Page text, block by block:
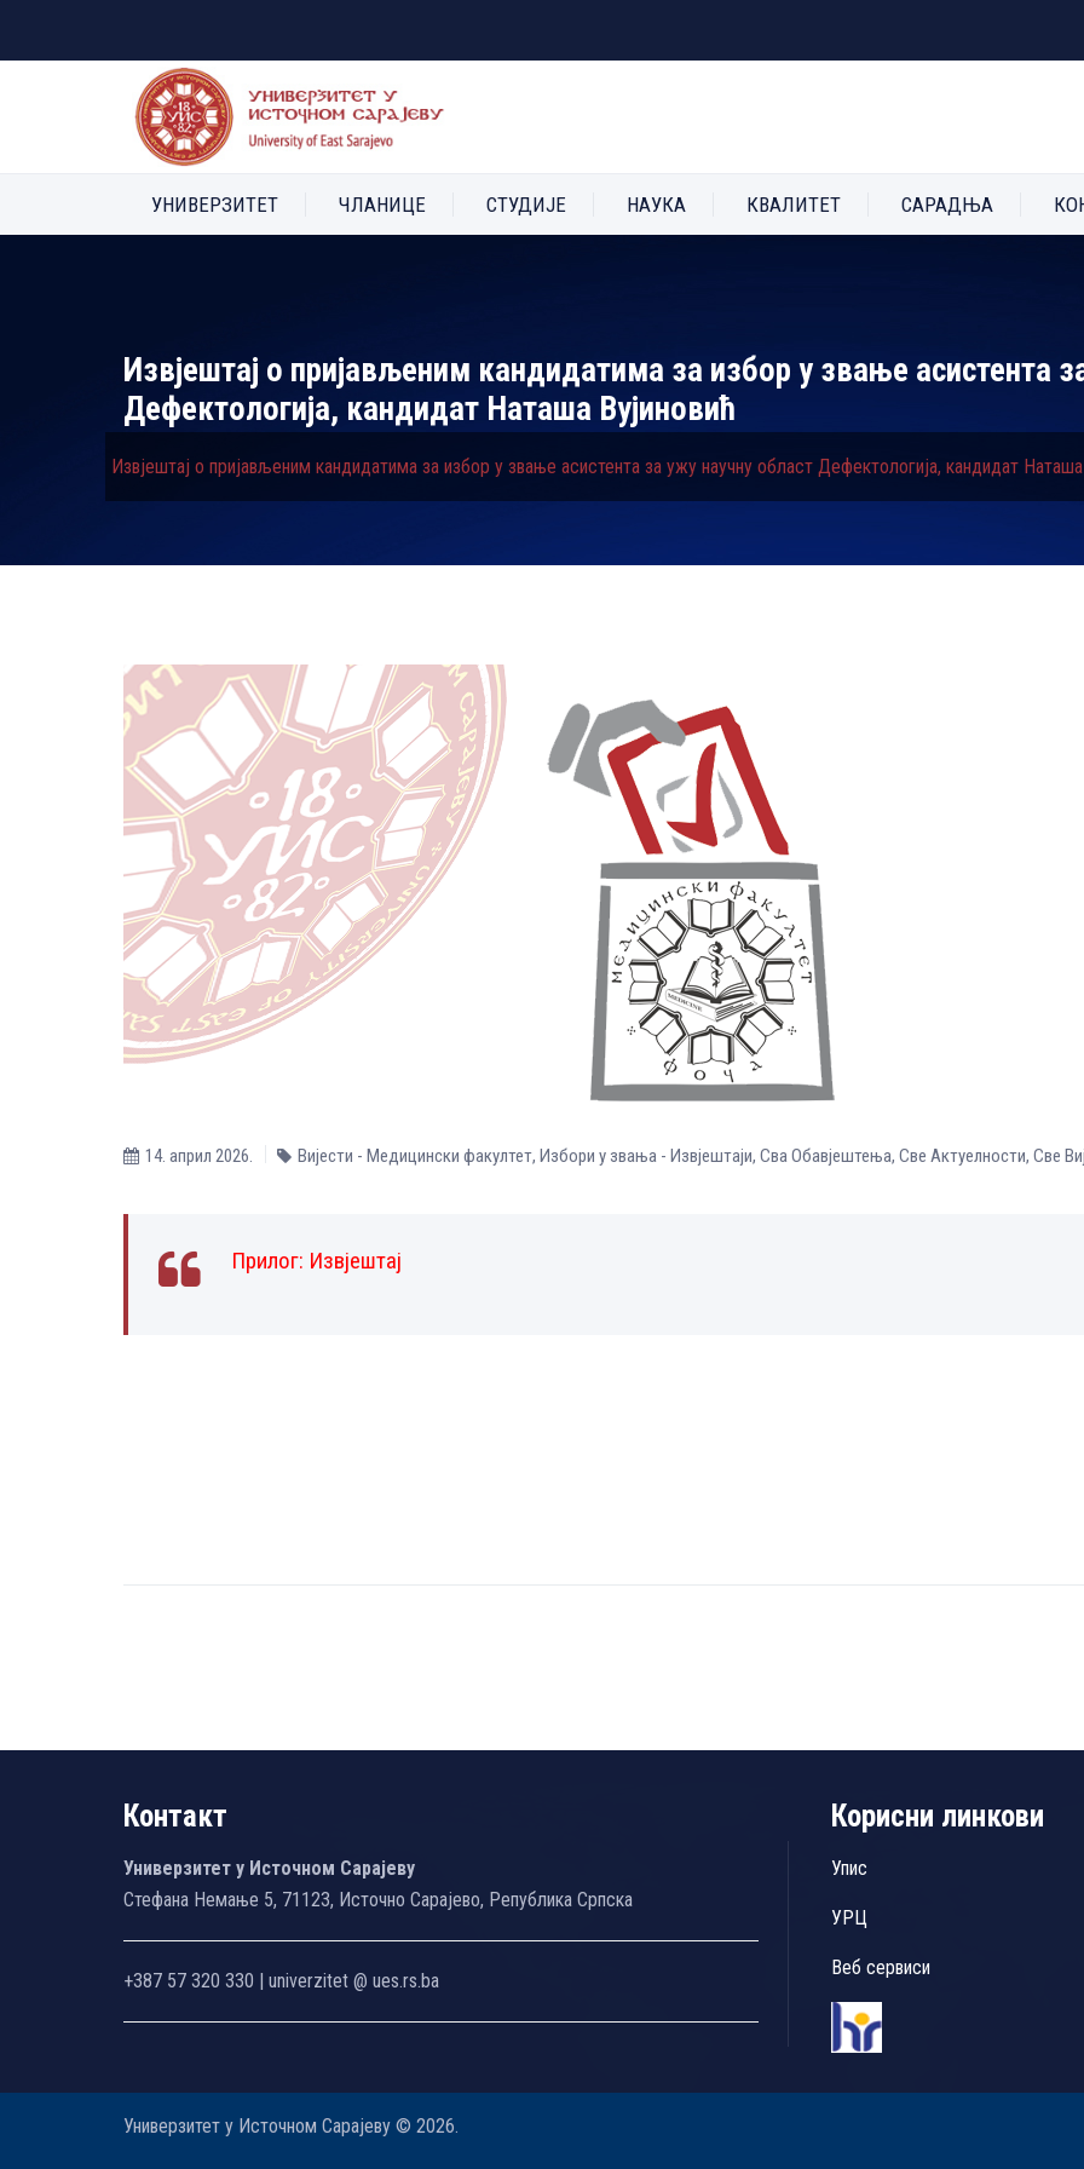
УНИВЕРЗИТЕТ ЧЛАНИЦЕ СТУДИЈЕ НАУКА КВАЛИТЕТ САРАДЊА
Извјештај о пријављеним кандидатима за избор у звање асистента
Дефектологија, кандидат Наташа Вујиновић
Извјештај о пријављеним кандидатима за избор у звање асистента за ужу научну област Дефектологија, кандидат Наташа
14. април 2026. Вијести - Медицински факултет, Избори у звања - Извјештаји, Сва Обавјештења, Све Aктуелности, Све
Прилог: Извјештај
Контакт
Универзитет у Источном Сарајеву
Стефана Немање 5, 71123, Источно Сарајево, Република Српска
+387 57 320 330 | univerzitet @ ues.rs.ba
Корисни линкови
Упис
УРЦ
Веб сервиси
Универзитет у Источном Сарајеву © 2026.